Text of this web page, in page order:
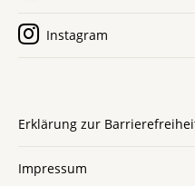
Instagram
Erklärung zur
Impressum